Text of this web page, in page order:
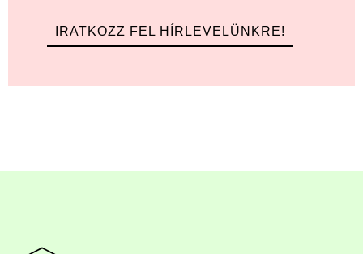
IRATKOZZ FEL HÍRLEVELÜNKRE!